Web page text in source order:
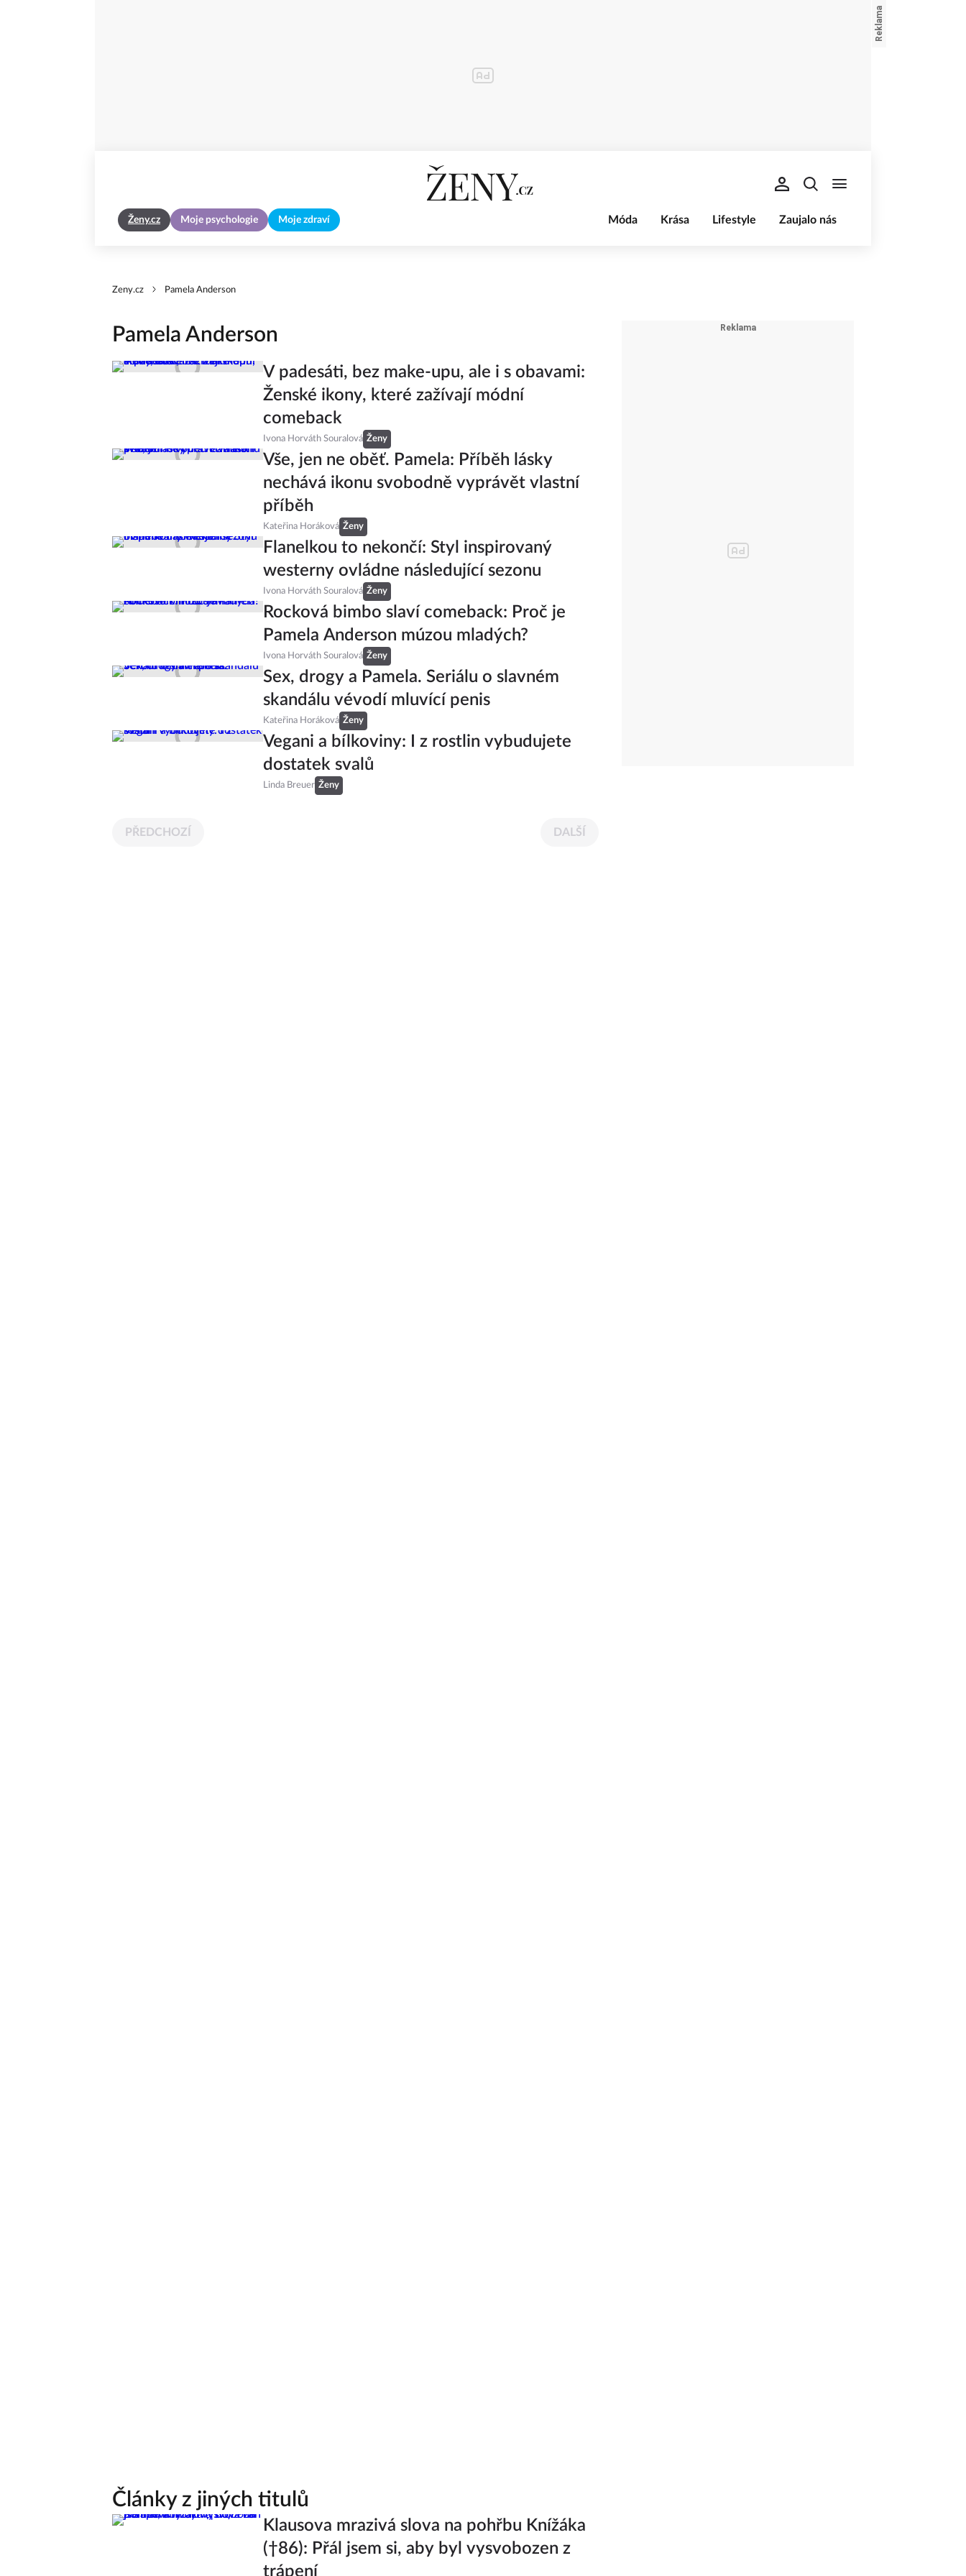
Ženy.cz Moje psychologie Moje zdraví Móda Krása Lifestyle Zaujalo nás
Zeny.cz Pamela Anderson
Pamela Anderson
V padesáti, bez make-upu, ale i s obavami:
Ženské ikony, které zažívají módní
comeback
Ivona Horváth Souralová Ženy
Vše, jen ne oběť. Pamela: Příběh lásky
nechává ikonu svobodně vyprávět vlastní
příběh
Kateřina Horáková Ženy
Flanelkou to nekončí: Styl inspirovaný
westerny ovládne následující sezonu
Ivona Horváth Souralová Ženy
Rocková bimbo slaví comeback: Proč je
Pamela Anderson múzou mladých?
Ivona Horváth Souralová Ženy
Sex, drogy a Pamela. Seriálu o slavném
skandálu vévodí mluvící penis
Kateřina Horáková Ženy
Vegani a bílkoviny: I z rostlin vybudujete
dostatek svalů
Linda Breuer Ženy
PŘEDCHOZÍ DALŠÍ
Články z jiných titulů
Klausova mrazivá slova na pohřbu Knížáka
(†86): Přál jsem si, aby byl vysvobozen z
trápení